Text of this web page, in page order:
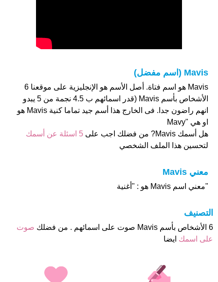
Mavis (اسم مفضل)
Mavis هو اسم فتاة. أصل الأسم هو الإنجليزية على موقعنا 6
الأشخاص بأسم Mavis (قدر اسمائهم ب 4.5 نجمة من 5 يبدو
انهم راضون جدا. فى الخارج هذا أسم جيد تماما كنية Mavis هو
او هي "Mavy
هل أسمك Mavis? من فضلك اجب على
5 اسئلة عن أسمك
لتحسين هذا الملف الشخصي
معني Mavis
"معني اسم Mavis هو : "أغنية
التصنيف
6 الأشخاص بأسم Mavis صوت على اسمائهم . من فضلك
صوت
على اسمك ايضا